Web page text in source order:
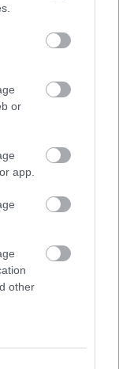
or
app.
other
χιλιάδες
στη σύνταξη
εγκαίρως